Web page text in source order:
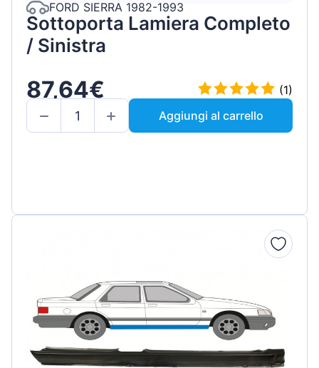
FORD SIERRA 1982-1993
Sottoporta Lamiera Completo
/ Sinistra
87,64€
(1)
Aggiungi al carrello